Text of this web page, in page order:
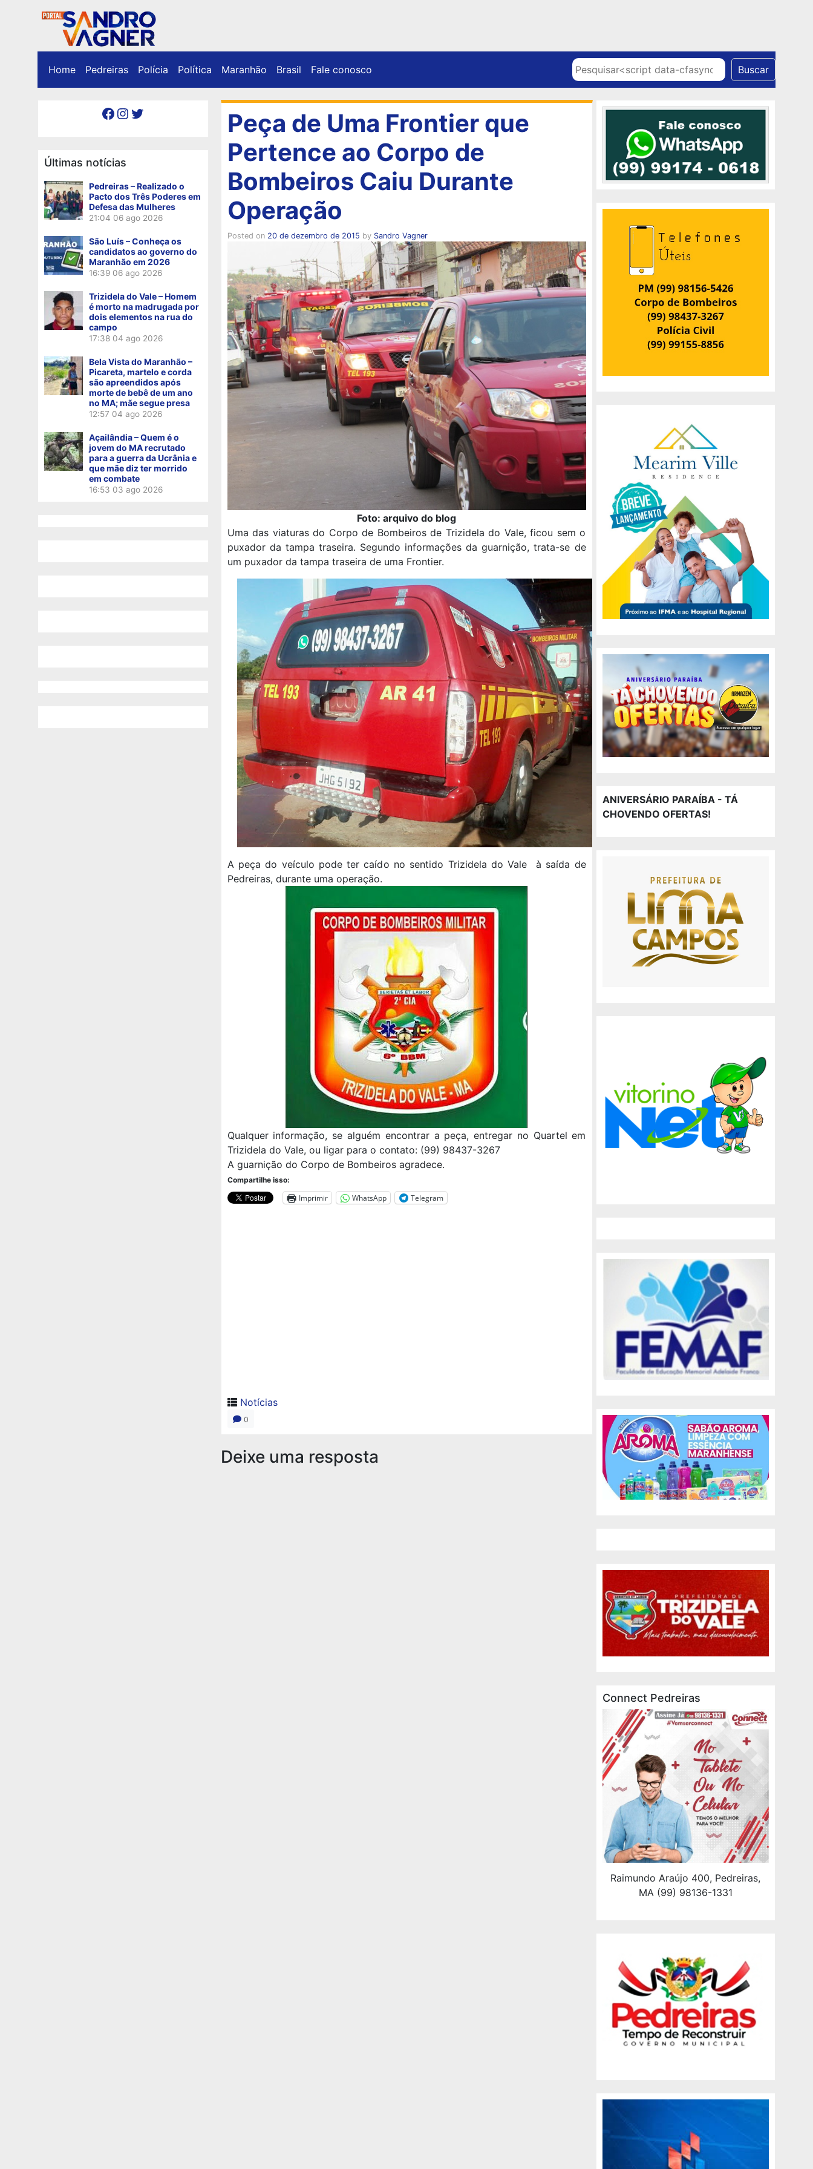
Home Pedreiras Polícia Política Maranhão Brasil Fale conosco Pesquisar Buscar
Facebook Instagram Twitter
Últimas notícias
Pedreiras – Realizado o
Pacto dos Três Poderes em
Defesa das Mulheres
21:04 06 ago 2026
São Luís – Conheça os
candidatos ao governo do
Maranhão em 2026
16:39 06 ago 2026
Trizidela do Vale – Homem
é morto na madrugada por
dois elementos na rua do
campo
17:38 04 ago 2026
Bela Vista do Maranhão –
Picareta, martelo e corda
são apreendidos após
morte de bebê de um ano
no MA; mãe segue presa
12:57 04 ago 2026
Açailândia – Quem é o
jovem do MA recrutado
para a guerra da Ucrânia e
que mãe diz ter morrido
em combate
16:53 03 ago 2026
Peça de Uma Frontier que
Pertence ao Corpo de
Bombeiros Caiu Durante
Operação
Posted on 20 de dezembro de 2015 by Sandro Vagner
Foto: arquivo do blog
Uma das viaturas do Corpo de Bombeiros de Trizidela do Vale, ficou sem o
puxador da tampa traseira. Segundo informações da guarnição, trata-se de
um puxador da tampa traseira de uma Frontier.
A peça do veículo pode ter caído no sentido Trizidela do Vale à saída de
Pedreiras, durante uma operação.
Qualquer informação, se alguém encontrar a peça, entregar no Quartel em
Trizidela do Vale, ou ligar para o contato: (99) 98437-3267
A guarnição do Corpo de Bombeiros agradece.
Compartilhe isso:
Imprimir WhatsApp Telegram
Notícias
0
Deixe uma resposta
ANIVERSÁRIO PARAÍBA - TÁ
CHOVENDO OFERTAS!
Connect Pedreiras
Raimundo Araújo 400, Pedreiras,
MA (99) 98136-1331